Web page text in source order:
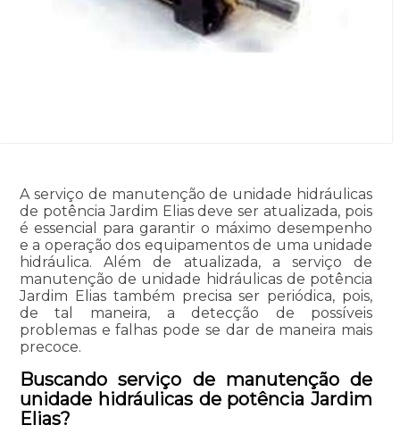
A serviço de manutenção de unidade hidráulicas
de potência Jardim Elias deve ser atualizada, pois
é essencial para garantir o máximo desempenho
e a operação dos equipamentos de uma unidade
hidráulica. Além de atualizada, a serviço de
manutenção de unidade hidráulicas de potência
Jardim Elias também precisa ser periódica, pois,
de tal maneira, a detecção de possíveis
problemas e falhas pode se dar de maneira mais
precoce.
Buscando serviço de manutenção de
unidade hidráulicas de potência Jardim
Elias?